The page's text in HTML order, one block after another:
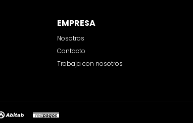
EMPRESA
Nosotros
Contacto
Trabaja con nosotros